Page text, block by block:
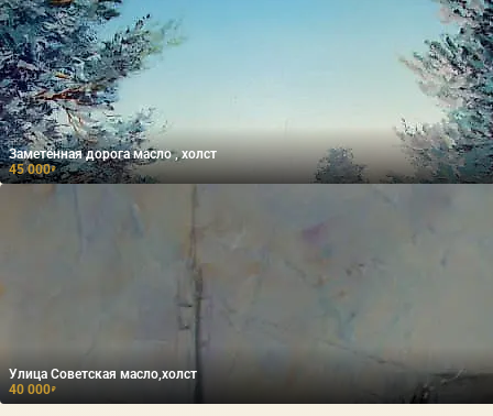
Заметённая дорога масло , холст
45 000₽
Улица Советская масло,холст
40 000₽